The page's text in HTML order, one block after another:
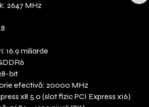
2647 MHz
16.9 miliarde
bit
efectivă: 20000 MHz
x8 5.0 (slot fizic PCI Express x16)